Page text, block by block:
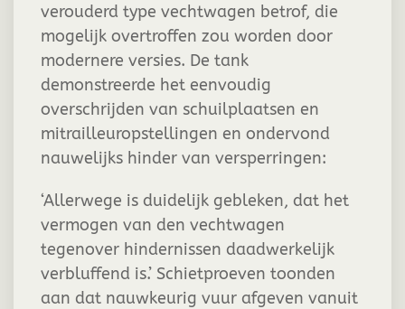
verouderd type vechtwagen betrof, die
mogelijk overtroffen zou worden door
modernere versies. De tank
demonstreerde het eenvoudig
overschrijden van schuilplaatsen en
mitrailleuropstellingen en ondervond
nauwelijks hinder van versperringen:
‘Allerwege is duidelijk gebleken, dat het
vermogen van den vechtwagen
tegenover hindernissen daadwerkelijk
verbluffend is.’ Schietproeven toonden
aan dat nauwkeurig vuur afgeven vanuit